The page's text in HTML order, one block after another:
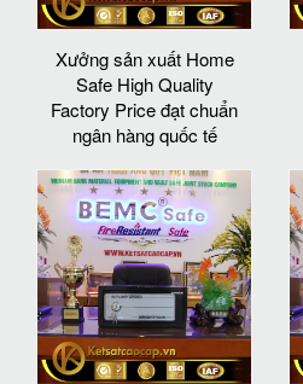
Xưởng sản xuất Home
Safe High Quality
Factory Price đạt chuẩn
ngân hàng quốc tế